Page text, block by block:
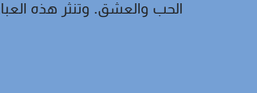
الحب والعشق. وتنثر هذه